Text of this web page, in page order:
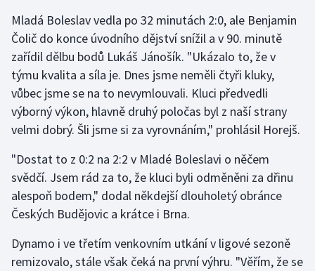
Olympijské hry
Parasport
Plavání
Plážový volejbal
Ragby
Rychlobruslení
Rychlostní kanoistika
Short track
Mladá Boleslav vedla po 32 minutách 2:0, ale Benjamin
Čolič do konce úvodního dějství snížil a v 90. minutě
zařídil dělbu bodů Lukáš Jánošík. "Ukázalo to, že v
týmu kvalita a síla je. Dnes jsme neměli čtyři kluky,
vůbec jsme se na to nevymlouvali. Kluci předvedli
výborný výkon, hlavně druhý poločas byl z naší strany
velmi dobrý. Šli jsme si za vyrovnáním," prohlásil Horejš.
"Dostat to z 0:2 na 2:2 v Mladé Boleslavi o něčem
svědčí. Jsem rád za to, že kluci byli odměněni za dřinu
alespoň bodem," dodal někdejší dlouholetý obránce
Českých Budějovic a krátce i Brna.
Dynamo i ve třetím venkovním utkání v ligové sezoně
remizovalo, stále však čeká na první výhru. "Věřím, že se